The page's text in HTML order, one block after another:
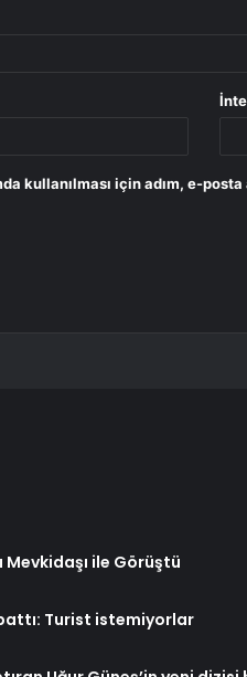
kullanılması için adım, e-
Mevkidaşı ile Görüştü
Turist istemiyorlar